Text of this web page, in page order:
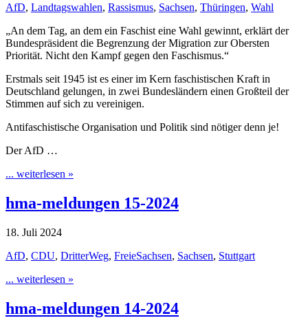
AfD, Landtagswahlen, Rassismus, Sachsen, Thüringen, Wahl
„An dem Tag, an dem ein Faschist eine Wahl gewinnt, erklärt der
Bundespräsident die Begrenzung der Migration zur Obersten
Priorität. Nicht den Kampf gegen den Faschismus.“
Erstmals seit 1945 ist es einer im Kern faschistischen Kraft in
Deutschland gelungen, in zwei Bundesländern einen Großteil der
Stimmen auf sich zu vereinigen.
Antifaschistische Organisation und Politik sind nötiger denn je!
Der AfD …
... weiterlesen »
hma-meldungen 15-2024
18. Juli 2024
AfD, CDU, DritterWeg, FreieSachsen, Sachsen, Stuttgart
... weiterlesen »
hma-meldungen 14-2024